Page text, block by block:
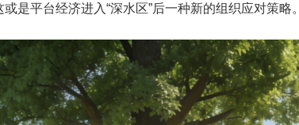
是平台经济进入“深水区”后一种新的组织应对策略。